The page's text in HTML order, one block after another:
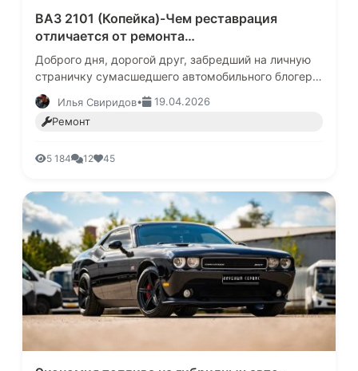
ВАЗ 2101 (Копейка)-Чем реставрация
отличается от ремонта…
Доброго дня, дорогой друг, забредший на личную
страничку сумасшедшего автомобильного блогера.
В этот раз, я расскажу тебе удивительную
историю, произошедшую со …
Илья Свиридов•
19.04.2026
Ремонт
5 184 12 45